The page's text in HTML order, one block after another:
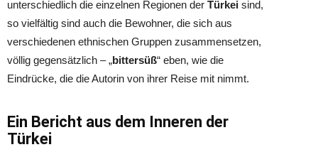
unterschiedlich die einzelnen Regionen der Türkei sind,
so vielfältig sind auch die Bewohner, die sich aus
verschiedenen ethnischen Gruppen zusammensetzen,
völlig gegensätzlich – „bittersüß“ eben, wie die
Eindrücke, die die Autorin von ihrer Reise mit nimmt.
Ein Bericht aus dem Inneren der
Türkei